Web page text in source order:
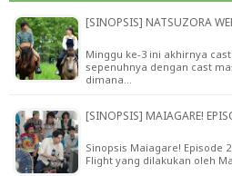
[SINOPSIS] NATSUZORA
Minggu ke-3 ini akhirnya
sepenuhnya dengan cast
dimana…
[SINOPSIS] MAIAGARE!
Sinopsis Maiagare! Episode
Flight yang dilakukan oleh